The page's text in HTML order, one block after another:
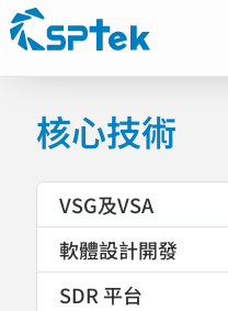
核心技術
VSG及VSA
軟體設計開發
SDR 平台